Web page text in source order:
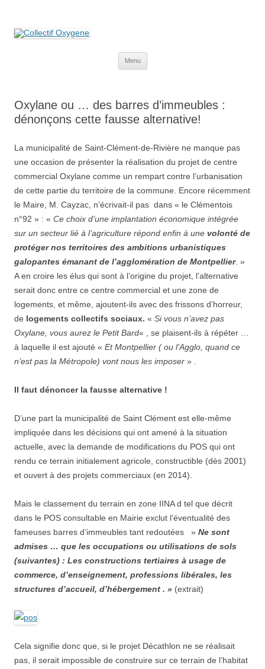
Menu
Oxylane ou … des barres d’immeubles :
dénonçons cette fausse alternative!
La municipalité de Saint-Clément-de-Rivière ne manque pas
une occasion de présenter la réalisation du projet de centre
commercial Oxylane comme un rempart contre l’urbanisation
de cette partie du territoire de la commune. Encore récemment
le Maire, M. Cayzac, n’écrivait-il pas dans « le Clémentois
n°92 » : « Ce choix d’une implantation économique intégrée
sur un secteur lié à l’agriculture répond enfin à une volonté de
protéger nos territoires des ambitions urbanistiques
galopantes émanant de l’agglomération de Montpellier. »
A en croire les élus qui sont à l’origine du projet, l’alternative
serait donc entre ce centre commercial et une zone de
logements, et même, ajoutent-ils avec des frissons d’horreur,
de logements collectifs sociaux. « Si vous n’avez pas
Oxylane, vous aurez le Petit Bard« , se plaisent-ils à répéter …
à laquelle il est ajouté « Et Montpellier ( ou l’Agglo, quand ce
n’est pas la Métropole) vont nous les imposer » .
Il faut dénoncer la fausse alternative !
D’une part la municipalité de Saint Clément est elle-même
impliquée dans les décisions qui ont amené à la situation
actuelle, avec la demande de modifications du POS qui ont
rendu ce terrain initialement agricole, constructible (dès 2001)
et ouvert à des projets commerciaux (en 2014).
Mais le classement du terrain en zone IINA d tel que décrit
dans le POS consultable en Mairie exclut l’éventualité des
fameuses barres d’immeubles tant redoutées » Ne sont
admises … que les occupations ou utilisations de sols
(suivantes) : Les constructions tertiaires à usage de
commerce, d’enseignement, professions libérales, les
structures d’accueil, d’hébergement . » (extrait)
Cela signifie donc que, si le projet Décathlon ne se réalisait
pas, il serait impossible de construire sur ce terrain de l’habitat